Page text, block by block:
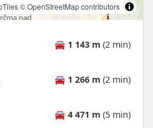
© OpenStreetMap contributors
🚘 1 143 m (2 min)
🚘 1 266 m (2 min)
🚘 4 471 m (5 min)